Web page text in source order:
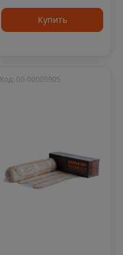
Купить
Код: 00-00005905